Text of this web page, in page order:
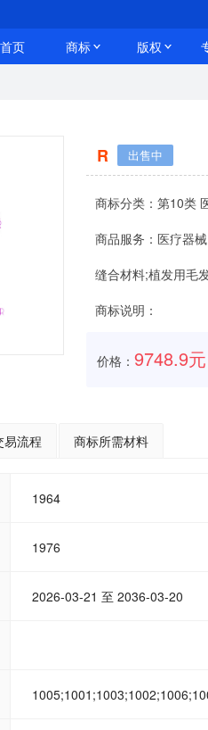
首页 商标 版权
R 出售中
商标分类： 第10类
商品服务： 医疗器
缝合材料;植发用毛
商标说明：
价格： 9748.9元
易流程 商标所需材料
1964
1976
2026-03-21 至 2036-03-20